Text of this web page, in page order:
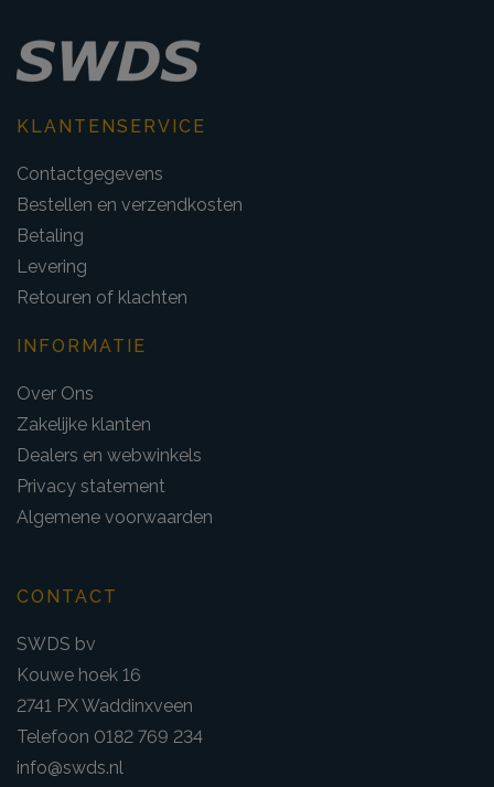
KLANTENSERVICE
Contactgegevens
Bestellen en verzendkosten
Betaling
Levering
Retouren of klachten
INFORMATIE
Over Ons
Zakelijke klanten
Dealers en webwinkels
Privacy statement
Algemene voorwaarden
CONTACT
SWDS bv
Kouwe hoek 16
2741 PX Waddinxveen
Telefoon 0182 769 234
info@swds.nl